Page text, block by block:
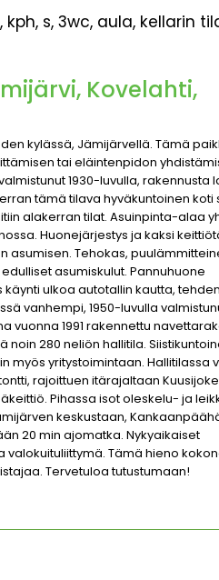
s, 3wc, aula, kellarin
Kovelahti,
kylässä, Jämijärvellä. Tämä
tai eläintenpidon
1930-luvulla, rakennusta
tämä tilava hyväkuntoinen koti
alakerran tilat. Asuinpinta-alaa
Huonejärjestys ja kaksi
asumisen. Tehokas,
asumiskulut. Pannuhuone
ulkoa autotallin kautta,
vanhempi, 1950-luvulla
vuonna 1991 rakennettu
noin 280 neliön hallitila.
myös yritystoimintaan. Hallitilassa
rajoittuen itärajaltaan
Pihassa isot oleskelu- ja
keskustaan,
20 min ajomatka. Nykyaikaiset
Tämä hieno
Tervetuloa tutustumaan!